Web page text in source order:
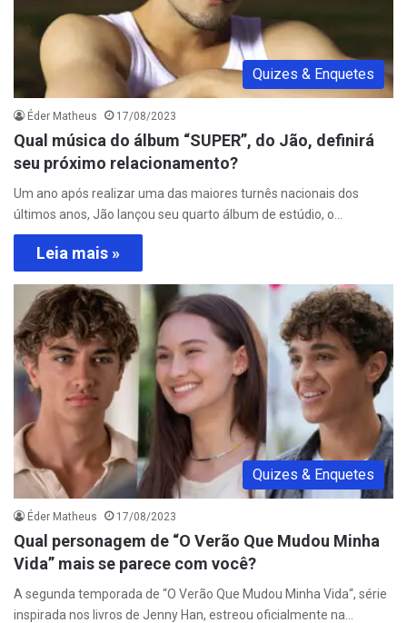
Quizes & Enquetes
Éder Matheus 17/08/2023
Qual música do álbum “SUPER”, do Jão, definirá
seu próximo relacionamento?
Um ano após realizar uma das maiores turnês nacionais dos
últimos anos, Jão lançou seu quarto álbum de estúdio, o…
Leia mais »
Quizes & Enquetes
Éder Matheus 17/08/2023
Qual personagem de “O Verão Que Mudou Minha
Vida” mais se parece com você?
A segunda temporada de “O Verão Que Mudou Minha Vida“, série
inspirada nos livros de Jenny Han, estreou oficialmente na…